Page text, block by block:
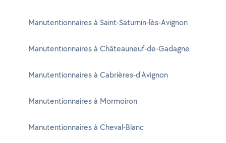
Manutentionnaires à Saint-Saturnin-lès-Avignon
Manutentionnaires à Châteauneuf-de-Gadagne
Manutentionnaires à Cabrières-d'Avignon
Manutentionnaires à Mormoiron
Manutentionnaires à Cheval-Blanc